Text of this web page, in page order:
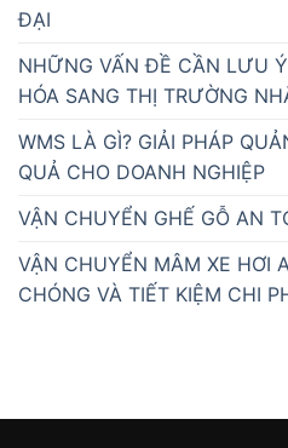
ĐẠI
NHỮNG VẤN ĐỀ CẦN LƯU
HÓA SANG THỊ TRƯỜNG
WMS LÀ GÌ? GIẢI PHÁP
QUẢ CHO DOANH NGHIỆP
VẬN CHUYỂN GHẾ GỖ AN
VẬN CHUYỂN MÂM XE HƠI
CHÓNG VÀ TIẾT KIỆM CHI